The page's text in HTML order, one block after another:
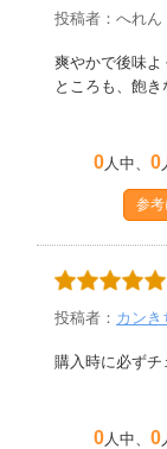
投稿者：へれん
爽やかで後味
ところも、飽き
0人中、 0
参考
投稿者： カンき
購入時に必ずチ
0人中、 0